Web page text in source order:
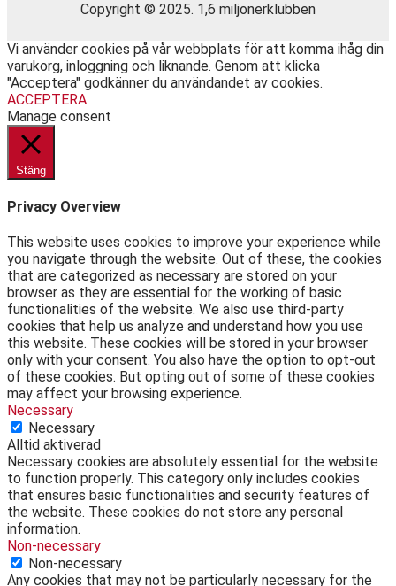
Copyright © 2025. 1,6 miljonerklubben
Vi använder cookies på vår webbplats för att komma ihåg din
varukorg, inloggning och liknande. Genom att klicka
"Acceptera" godkänner du användandet av cookies.
ACCEPTERA
Manage consent
Stäng
Privacy Overview
This website uses cookies to improve your experience while
you navigate through the website. Out of these, the cookies
that are categorized as necessary are stored on your
browser as they are essential for the working of basic
functionalities of the website. We also use third-party
cookies that help us analyze and understand how you use
this website. These cookies will be stored in your browser
only with your consent. You also have the option to opt-out
of these cookies. But opting out of some of these cookies
may affect your browsing experience.
Necessary
Necessary
Alltid aktiverad
Necessary cookies are absolutely essential for the website
to function properly. This category only includes cookies
that ensures basic functionalities and security features of
the website. These cookies do not store any personal
information.
Non-necessary
Non-necessary
Any cookies that may not be particularly necessary for the